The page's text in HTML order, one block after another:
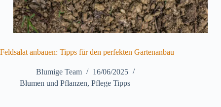
Feldsalat anbauen: Tipps für den perfekten Gartenanbau
Blumige Team
16/06/2025
Blumen und Pflanzen, Pflege Tipps